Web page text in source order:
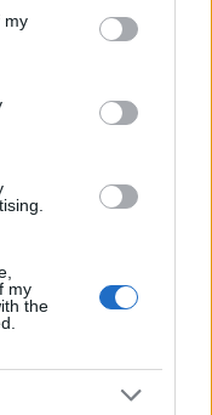
my
my
the
a
di più
chi paga le tasse
non deve
1.4k